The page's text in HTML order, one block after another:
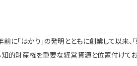
に「はかり」の発明とともに創業して以来
的財産権を重要な経営資源と位置付けてお